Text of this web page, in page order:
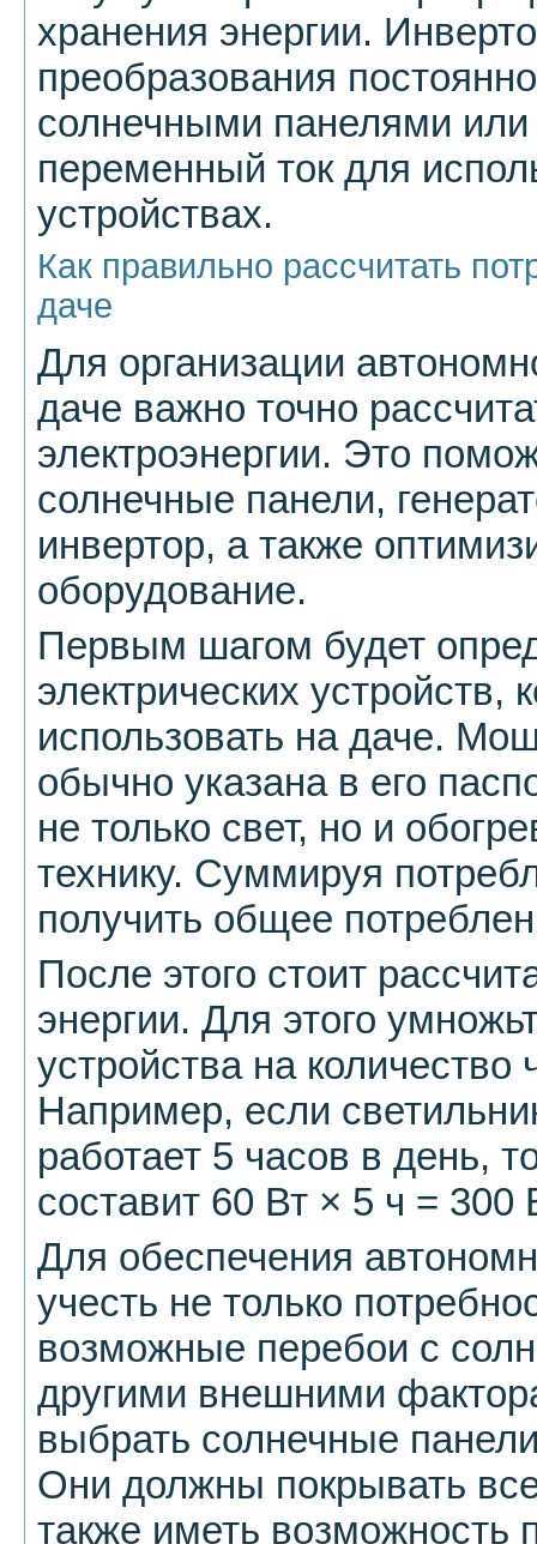
хранения энергии.
преобразования
солнечными панелями или
переменный ток для
устройствах.
Как правильно рассчитать
даче
Для организации
даче важно точно
электроэнергии. Это
солнечные панели,
инвертор, а также
оборудование.
Первым шагом будет
электрических устройств,
использовать на даче.
обычно указана в его
не только свет, но и
технику. Суммируя
получить общее
После этого стоит
энергии. Для этого
устройства на количество
Например, если
работает 5 часов в день,
составит 60 Вт × 5 ч = 300
Для обеспечения
учесть не только
возможные перебои с
другими внешними
выбрать солнечные
Они должны покрывать
также иметь возможность